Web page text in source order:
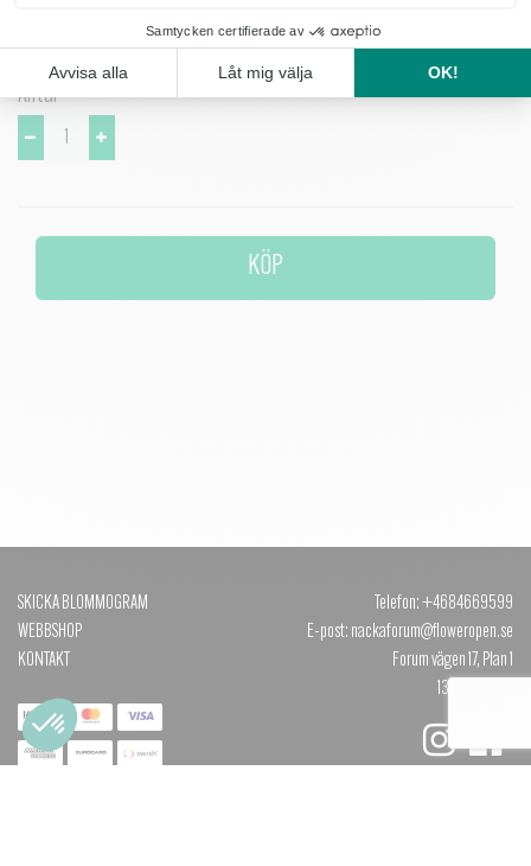
och det kan förekomma små bubblor i glaset.
Antal
KÖP
SKICKA BLOMMOGRAM
WEBBSHOP
KONTAKT
Telefon: +4684669599
E-post: nackaforum@floweropen.se
Forum vägen 17, Plan 1
131 40 NACKA